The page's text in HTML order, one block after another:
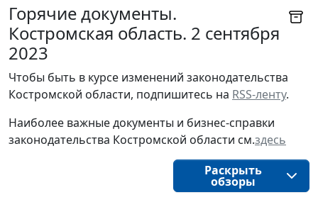
Горячие документы.
Костромская область. 2 сентября
2023
Чтобы быть в курсе изменений законодательства
Костромской области, подпишитесь на RSS-ленту.
Наиболее важные документы и бизнес-справки
законодательства Костромской области см.здесь
Раскрыть
обзоры